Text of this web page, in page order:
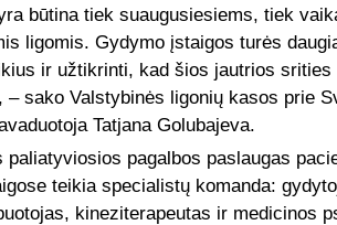
būtina tiek suaugusiesiems, tiek
ligomis. Gydymo įstaigos turės
ir užtikrinti, kad šios jautrios
– sako Valstybinės ligonių kasos prie
Tatjana Golubajeva.
paliatyviosios pagalbos paslaugas
teikia specialistų komanda:
kineziterapeutas ir medicinos